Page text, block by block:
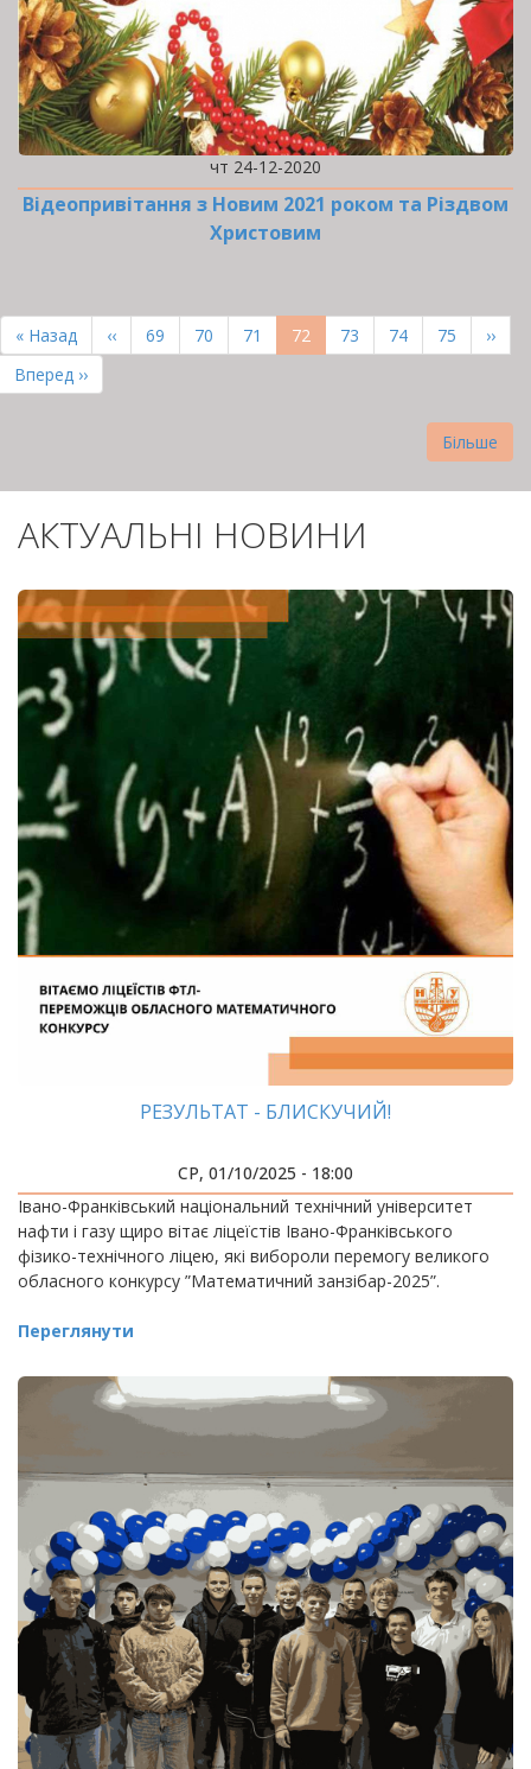
чт 24-12-2020
Відеопривітання з Новим 2021 роком та Різдвом
Христовим
НА
СТОРІНКИ
Перша
сторінка
« Назад
Попередня
сторінка
‹‹ Page
69 Page
70 Page
71
Поточна
сторінка
72 Page
73 Page
74 Page
75
››
Остання
сторінка
Вперед ››
Більше
АКТУАЛЬНІ НОВИНИ
РЕЗУЛЬТАТ - БЛИСКУЧИЙ!
СР, 01/10/2025 - 18:00
Івано-Франківський національний технічний університет
нафти і газу щиро вітає ліцеїстів Івано-Франківського
фізико-технічного ліцею, які вибороли перемогу великого
обласного конкурсу ”Математичний занзібар-2025”.
Переглянути